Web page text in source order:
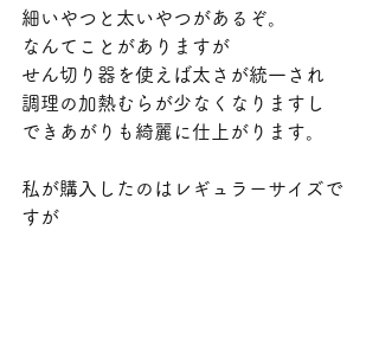
細いやつと太いやつがあるぞ。
なんてことがありますが
せん切り器を使えば太さが統一され
調理の加熱むらが少なくなりますし
できあがりも綺麗に仕上がります。
私が購入したのはレギュラーサイズで
すが